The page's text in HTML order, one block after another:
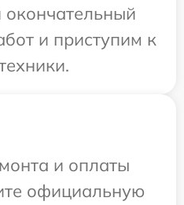
окончательный
и приступим к
и оплаты
официальную